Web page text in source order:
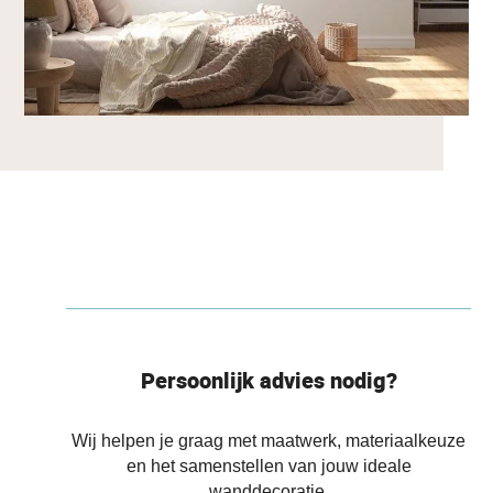
Persoonlijk advies nodig?
Wij helpen je graag met maatwerk, materiaalkeuze
en het samenstellen van jouw ideale